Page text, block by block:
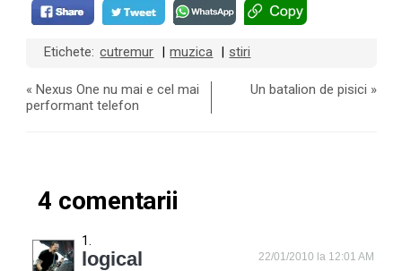
Etichete: cutremur muzica stiri
«Nexus One nu mai e cel mai
performant telefon
Un batalion de pisici »
4 comentarii
logical 22/01/2010 la 12:01 AM